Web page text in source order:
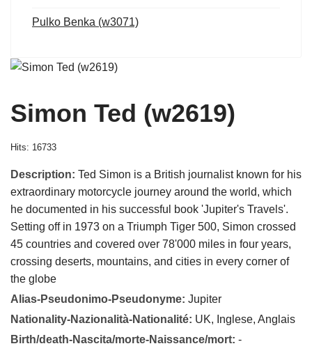
Pulko Benka (w3071)
Simon Ted (w2619)
Hits: 16733
Description: Ted Simon is a British journalist known for his
extraordinary motorcycle journey around the world, which
he documented in his successful book 'Jupiter's Travels'.
Setting off in 1973 on a Triumph Tiger 500, Simon crossed
45 countries and covered over 78'000 miles in four years,
crossing deserts, mountains, and cities in every corner of
the globe
Alias-Pseudonimo-Pseudonyme: Jupiter
Nationality-Nazionalità-Nationalité: UK, Inglese, Anglais
Birth/death-Nascita/morte-Naissance/mort: -